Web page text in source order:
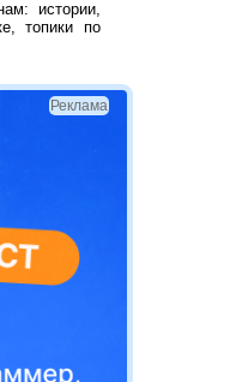
истории,
топики по
Реклама